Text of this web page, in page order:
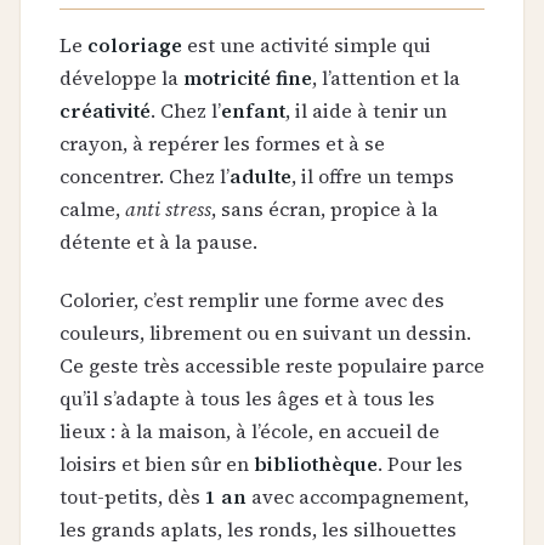
Le coloriage est une activité simple qui
développe la motricité fine, l’attention et la
créativité. Chez l’enfant, il aide à tenir un
crayon, à repérer les formes et à se
concentrer. Chez l’adulte, il offre un temps
calme,anti stress, sans écran, propice à la
détente et à la pause.
Colorier, c’est remplir une forme avec des
couleurs, librement ou en suivant un dessin.
Ce geste très accessible reste populaire parce
qu’il s’adapte à tous les âges et à tous les
lieux : à la maison, à l’école, en accueil de
loisirs et bien sûr enbibliothèque. Pour les
tout-petits, dès 1 an avec accompagnement,
les grands aplats, les ronds, les silhouettes